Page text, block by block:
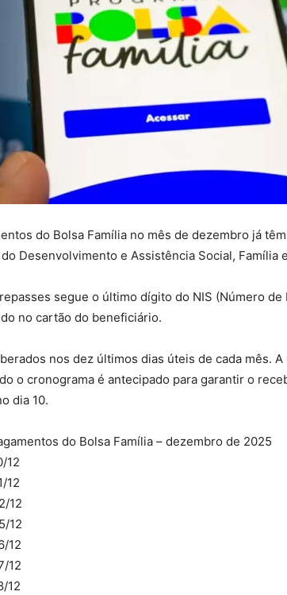
do Bolsa Família no mês de dezembro já
Desenvolvimento e Assistência Social, Família
segue o último dígito do NIS (Número
no cartão do beneficiário.
nos dez últimos dias úteis de cada mês.
o cronograma é antecipado para garantir o
dia 10.
do Bolsa Família – dezembro de 2025
12
12
12
12
12
12
12